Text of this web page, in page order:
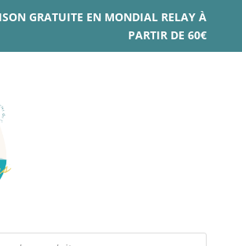
GRATUITE EN MONDIAL RELAY À
PARTIR DE 60€